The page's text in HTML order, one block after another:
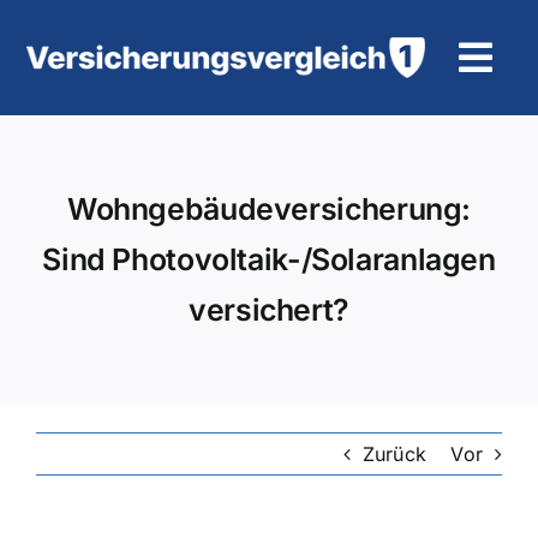
Inhalt
KFZ-Versicherung
Wohngebäudeversicherung:
Sind Photovoltaik-/Solaranlagen
versichert?
Zurück Vor